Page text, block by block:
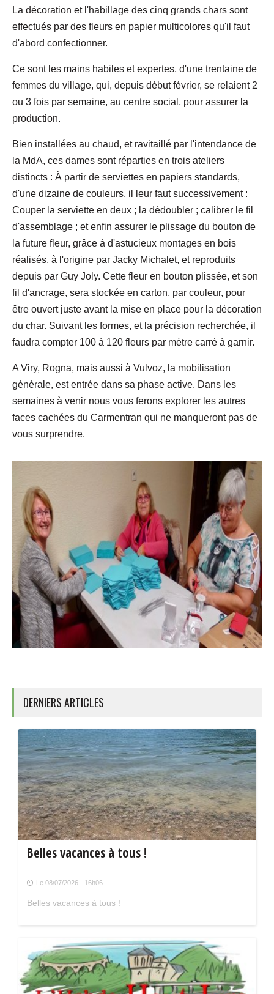
La décoration et l'habillage des cinq grands chars sont
effectués par des fleurs en papier multicolores qu'il faut
d'abord confectionner.
Ce sont les mains habiles et expertes, d'une trentaine de
femmes du village, qui, depuis début février, se relaient 2
ou 3 fois par semaine, au centre social, pour assurer la
production.
Bien installées au chaud, et ravitaillé par l'intendance de
la MdA, ces dames sont réparties en trois ateliers
distincts : À partir de serviettes en papiers standards,
d'une dizaine de couleurs, il leur faut successivement :
Couper la serviette en deux ; la dédoubler ; calibrer le fil
d'assemblage ; et enfin assurer le plissage du bouton de
la future fleur, grâce à d'astucieux montages en bois
réalisés, à l'origine par Jacky Michalet, et reproduits
depuis par Guy Joly. Cette fleur en bouton plissée, et son
fil d'ancrage, sera stockée en carton, par couleur, pour
être ouvert juste avant la mise en place pour la décoration
du char. Suivant les formes, et la précision recherchée, il
faudra compter 100 à 120 fleurs par mètre carré à garnir.
A Viry, Rogna, mais aussi à Vulvoz, la mobilisation
générale, est entrée dans sa phase active. Dans les
semaines à venir nous vous ferons explorer les autres
faces cachées du Carmentran qui ne manqueront pas de
vous surprendre.
DERNIERS ARTICLES
Belles vacances à tous !
Le 08/07/2026 - 16h06
Belles vacances à tous !